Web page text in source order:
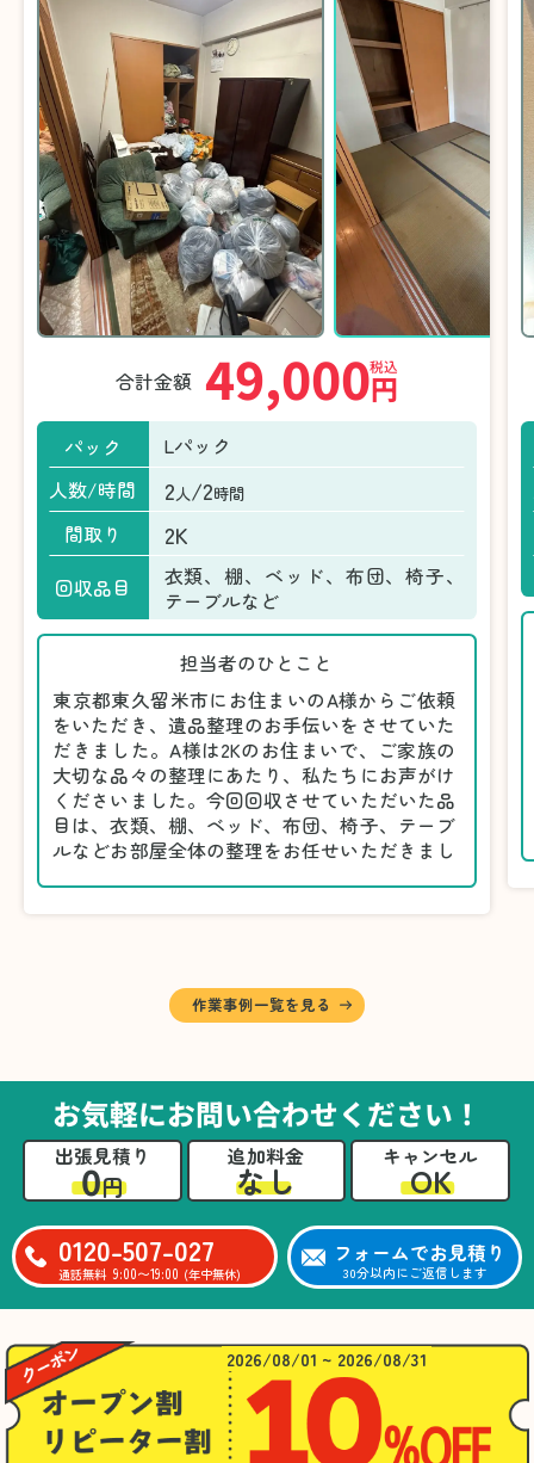
合計金額 49,000円
税込
パック
Lパック
人数/時間
2人/2時間
間取り 2K
回収品目
衣類、棚、ベッド、布団、椅子、
テーブルなど
担当者のひとこと
東京都東久留米市にお住まいのA様からご依頼
をいただき、遺品整理のお手伝いをさせていた
だきました。A様は2Kのお住まいで、ご家族の
大切な品々の整理にあたり、私たちにお声がけ
くださいました。今回回収させていただいた品
目は、衣類、棚、ベッド、布団、椅子、テーブ
ルなどお部屋全体の整理をお任せいただきまし
に仕分けしました。
A様から「手際よく進めてくれて助かりまし
るのは難しかったと思います」との温かいお言
葉をいただきました。遺品整理という心の負担
が大きい作業において、少しでもA様の力にな
れたことをスタッフ一同嬉しく思います。
作業事例一覧を見る
お気軽にお問い合わせください！
出張見積り
0円
追加料金
なし
キャンセル
OK
0120-507-027
通話無料 9:00〜19:00 (年中無休)
フォームでお見積り
30分以内にご返信します
2026/08/01 ~ 2026/08/31